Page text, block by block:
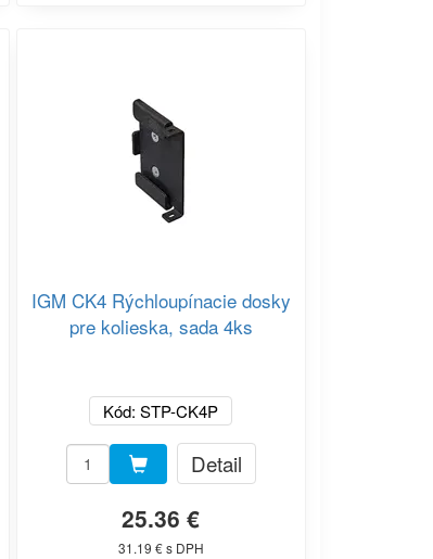
IGM CK4 Rýchloupínacie dosky
pre kolieska, sada 4ks
Kód: STP-CK4P
Detail
25.36 €
31.19 € s DPH